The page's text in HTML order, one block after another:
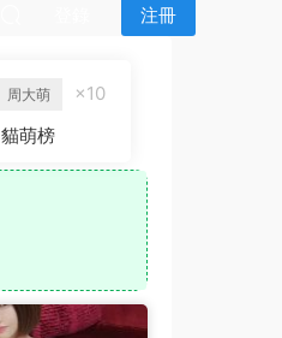
注冊
2天前
周大萌
×10
貓萌榜